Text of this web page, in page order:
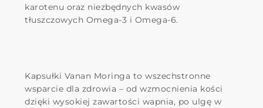
karotenu oraz niezbędnych kwasów
tłuszczowych Omega-3 i Omega-6.
Kapsułki Vanan Moringa to wszechstronne
wsparcie dla zdrowia – od wzmocnienia kości
dzięki wysokiej zawartości wapnia, po ulgę w